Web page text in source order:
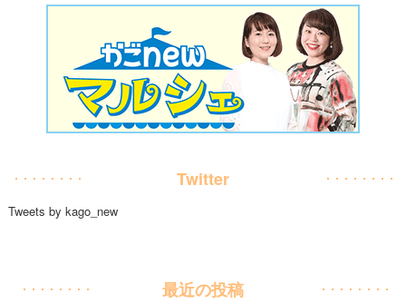
Twitter
Tweets by kago_new
最近の投稿